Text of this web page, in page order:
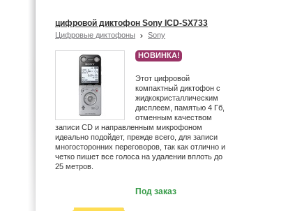
цифровой диктофон Sony ICD-SX733
Цифровые диктофоны Sony
НОВИНКА!
Этот цифровой
компактный диктофон с
жидкокристаллическим
дисплеем, памятью 4 Гб,
отменным качеством
записи CD и направленным микрофоном
идеально подойдет, прежде всего, для записи
многосторонних переговоров, так как отлично и
четко пишет все голоса на удалении вплоть до
25 метров.
Под заказ